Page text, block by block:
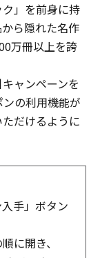
」を前身に持
ら隠れた名作
万冊以上を誇
ャンペーンを
の利用機能が
だけるように
手」ボタン
に開き、